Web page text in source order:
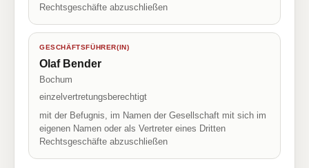
Rechtsgeschäfte abzuschließen
GESCHÄFTSFÜHRER(IN)
Olaf Bender
Bochum
einzelvertretungsberechtigt
mit der Befugnis, im Namen der Gesellschaft mit sich im
eigenen Namen oder als Vertreter eines Dritten
Rechtsgeschäfte abzuschließen